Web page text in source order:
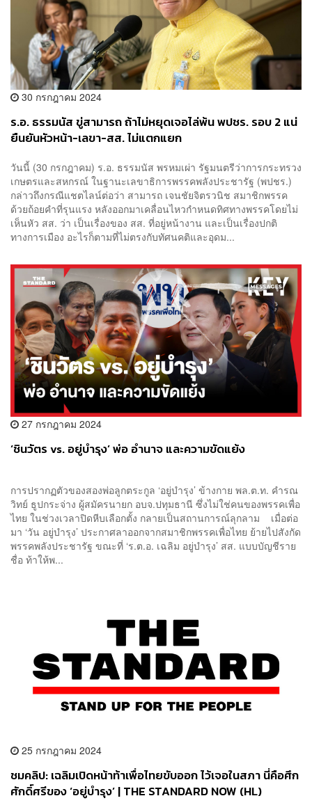
30 กรกฎาคม 2024
ร.อ. ธรรมนัส ขู่สามารถ ถ้าไม่หยุดเจอไล่พ้น พปชร. รอบ 2 แน่
ยืนยันหัวหน้า-เลขา-สส. ไม่แตกแยก
วันนี้ (30 กรกฎาคม) ร.อ. ธรรมนัส พรหมเผ่า รัฐมนตรีว่าการกระทรวง
เกษตรและสหกรณ์ ในฐานะเลขาธิการพรรคพลังประชารัฐ (พปชร.)
กล่าวถึงกรณีแชตไลน์ต่อว่า สามารถ เจนชัยจิตรวนิช สมาชิกพรรค
ด้วยถ้อยคำที่รุนแรง หลังออกมาเคลื่อนไหวกำหนดทิศทางพรรคโดยไม่
เห็นหัว สส. ว่า เป็นเรื่องของ สส. ที่อยู่หน้างาน และเป็นเรื่องปกติ
ทางการเมือง อะไรก็ตามที่ไม่ตรงกับทัศนคติและอุดม...
27 กรกฎาคม 2024
‘ชินวัตร vs. อยู่บำรุง’ พ่อ อำนาจ และความขัดแย้ง
การปรากฏตัวของสองพ่อลูกตระกูล ‘อยู่บำรุง’ ข้างกาย พล.ต.ท. คำรณ
วิทย์ ธูปกระจ่าง ผู้สมัครนายก อบจ.ปทุมธานี ซึ่งไม่ใช่คนของพรรคเพื่อ
ไทย ในช่วงเวลาปิดหีบเลือกตั้ง กลายเป็นสถานการณ์ลุกลาม เมื่อต่อ
มา ‘วัน อยู่บำรุง’ ประกาศลาออกจากสมาชิกพรรคเพื่อไทย ย้ายไปสังกัด
พรรคพลังประชารัฐ ขณะที่ ‘ร.ต.อ. เฉลิม อยู่บำรุง’ สส. แบบบัญชีราย
ชื่อ ท้าให้พ...
25 กรกฎาคม 2024
ชมคลิป: เฉลิมเปิดหน้าท้าเพื่อไทยขับออก ไว้เจอในสภา นี่คือศึก
ศักดิ์ศรีของ ‘อยู่บำรุง’ | THE STANDARD NOW (HL)